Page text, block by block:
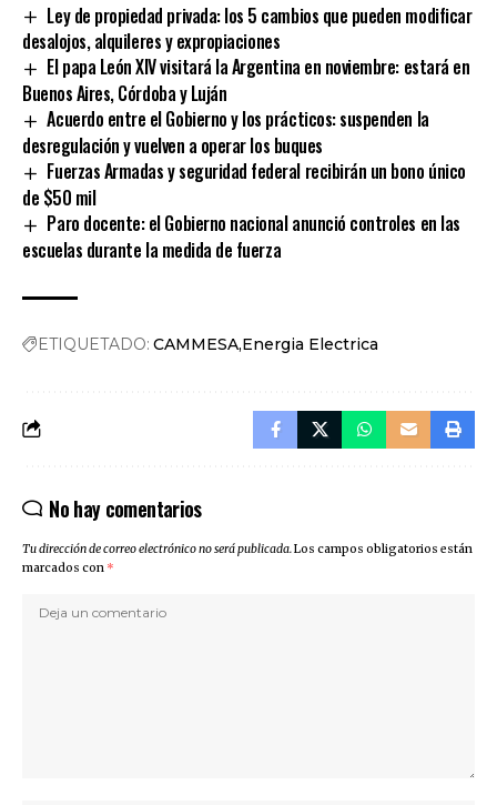
Ley de propiedad privada: los 5 cambios que pueden modificar
desalojos, alquileres y expropiaciones
El papa León XIV visitará la Argentina en noviembre: estará en
Buenos Aires, Córdoba y Luján
Acuerdo entre el Gobierno y los prácticos: suspenden la
desregulación y vuelven a operar los buques
Fuerzas Armadas y seguridad federal recibirán un bono único
de $50 mil
Paro docente: el Gobierno nacional anunció controles en las
escuelas durante la medida de fuerza
ETIQUETADO: CAMMESA Energia Electrica
No hay comentarios
Tu dirección de correo electrónico no será publicada.Los campos obligatorios están
marcados con *